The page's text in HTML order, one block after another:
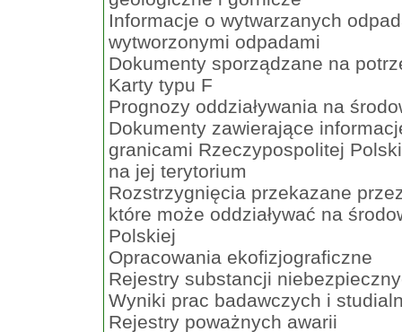
Informacje o wytwarzanych
wytworzonymi odpadami
Dokumenty sporządzane na
Karty typu F
Prognozy oddziaływania na
Dokumenty zawierające
granicami Rzeczypospolitej
na jej terytorium
Rozstrzygnięcia przekazane
które może oddziaływać na
Polskiej
Opracowania ekofizjograficzne
Rejestry substancji
Wyniki prac badawczych i
Rejestry poważnych awarii